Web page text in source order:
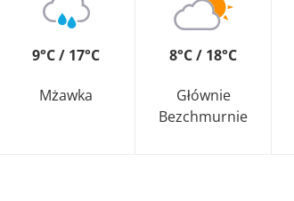
9°C / 17°C
Mżawka
8°C / 18°C
Głównie
Bezchmurnie